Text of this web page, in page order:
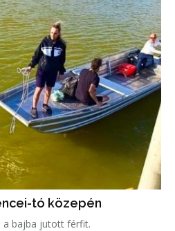
tó közepén
a bajba jutott férfit.